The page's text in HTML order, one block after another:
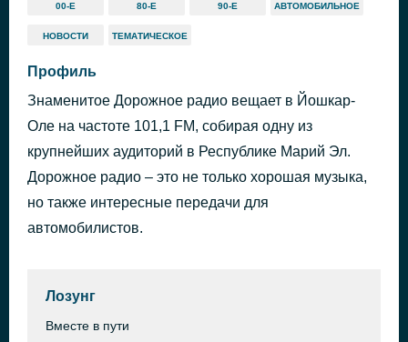
00-Е 80-Е 90-Е АВТОМОБИЛЬНОЕ
НОВОСТИ ТЕМАТИЧЕСКОЕ
Профиль
Знаменитое Дорожное радио вещает в Йошкар-
Оле на частоте 101,1 FM, собирая одну из
крупнейших аудиторий в Республике Марий Эл.
Дорожное радио – это не только хорошая музыка,
но также интересные передачи для
автомобилистов.
Лозунг
Вместе в пути